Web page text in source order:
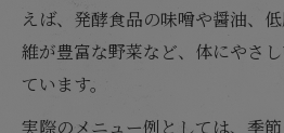
えば、発酵食品の味噌や醤油、
維が豊富な野菜など、体にやさ
ています。
実際のメニュー例としては、季